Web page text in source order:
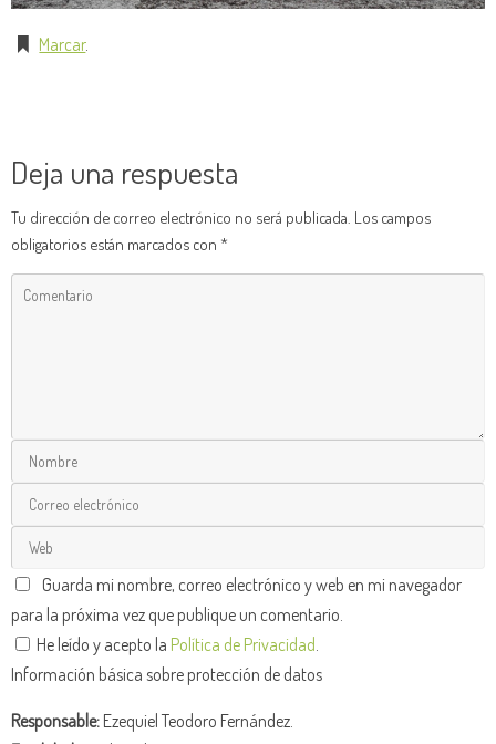
Marcar.
Deja una respuesta
Tu dirección de correo electrónico no será publicada. Los campos
obligatorios están marcados con *
Guarda mi nombre, correo electrónico y web en mi navegador
para la próxima vez que publique un comentario.
He leído y acepto la Política de Privacidad
Información básica sobre protección de datos
Responsable:Ezequiel Teodoro Fernández.